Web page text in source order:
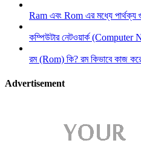
Ram এবং Rom এর মধ্যে পার্থক্য
কম্পিউটার নেটওয়ার্ক (Computer
রম (Rom) কি? রম কিভাবে কাজ
Advertisement